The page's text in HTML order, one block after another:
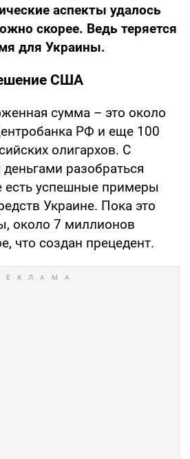
аспекты удалось
скорее. Ведь теряется
для Украины.
США
сумма – это около
РФ и еще 100
олигархов. С
разобраться
есть успешные примеры
Украине. Пока это
около 7 миллионов
что создан прецедент.